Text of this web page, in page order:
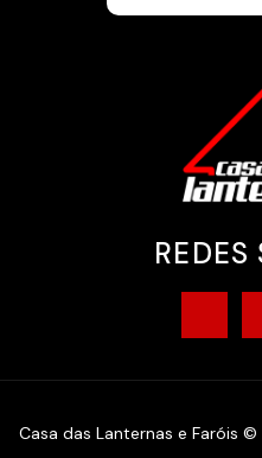
REDES
Casa das Lanternas e Faróis ©